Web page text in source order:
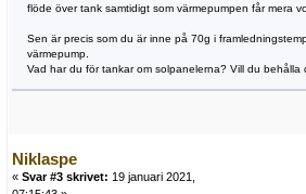
flöde över tank samtidigt som värmepumpen får mera
Sen är precis som du är inne på 70g i
värmepump.
Vad har du för tankar om solpanelerna? Vill du behålla
Niklaspe
« Svar #3 skrivet: 19 januari 2021,